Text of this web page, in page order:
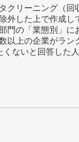
リーニング（回
した上で作成し
の「業態別」
以上の企業がラン
ないと回答した